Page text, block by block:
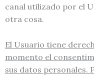
canal utilizado por el
otra cosa.
El Usuario tiene
momento el
sus datos personales.